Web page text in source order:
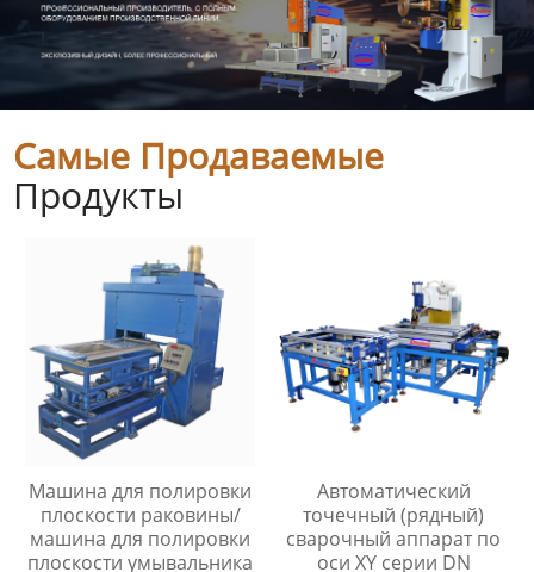
Самые Продаваемые
Продукты
Машина для полировки
плоскости раковины/
машина для полировки
плоскости умывальника
Автоматический
точечный (рядный)
сварочный аппарат по
оси XY серии DN